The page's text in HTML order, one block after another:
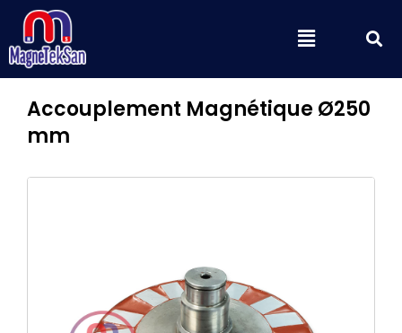
contenu
Menu
Accouplement Magnétique Ø250
mm